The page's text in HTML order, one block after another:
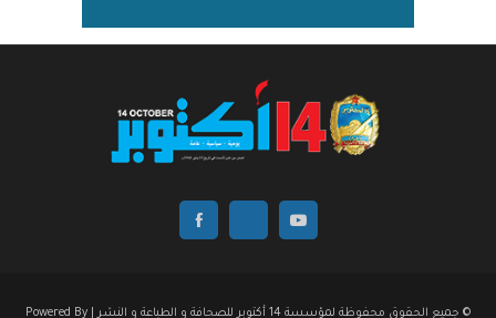
© جميع الحقوق محفوظة لمؤسسة 14 أكتوبر للصحافة و الطباعة و النشر | Powered By